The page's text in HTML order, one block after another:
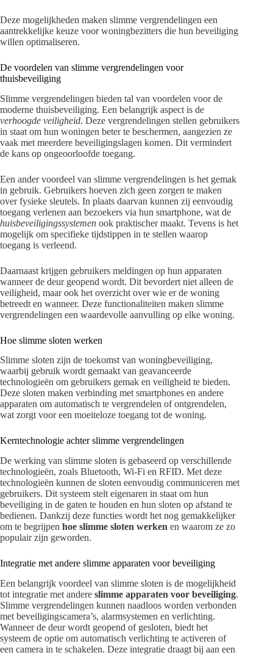
Deze mogelijkheden maken slimme vergrendelingen een
aantrekkelijke keuze voor woningbezitters die hun beveiliging
willen optimaliseren.
De voordelen van slimme vergrendelingen voor
thuisbeveiliging
Slimme vergrendelingen bieden tal van voordelen voor de
moderne thuisbeveiliging. Een belangrijk aspect is de
verhoogde veiligheid. Deze vergrendelingen stellen gebruikers
in staat om hun woningen beter te beschermen, aangezien ze
vaak met meerdere beveiligingslagen komen. Dit vermindert
de kans op ongeoorloofde toegang.
Een ander voordeel van slimme vergrendelingen is het gemak
in gebruik. Gebruikers hoeven zich geen zorgen te maken
over fysieke sleutels. In plaats daarvan kunnen zij eenvoudig
toegang verlenen aan bezoekers via hun smartphone, wat de
huisbeveiligingssystemen ook praktischer maakt. Tevens is het
mogelijk om specifieke tijdstippen in te stellen waarop
toegang is verleend.
Daarnaast krijgen gebruikers meldingen op hun apparaten
wanneer de deur geopend wordt. Dit bevordert niet alleen de
veiligheid, maar ook het overzicht over wie er de woning
betreedt en wanneer. Deze functionaliteiten maken slimme
vergrendelingen een waardevolle aanvulling op elke woning.
Hoe slimme sloten werken
Slimme sloten zijn de toekomst van woningbeveiliging,
waarbij gebruik wordt gemaakt van geavanceerde
technologieën om gebruikers gemak en veiligheid te bieden.
Deze sloten maken verbinding met smartphones en andere
apparaten om automatisch te vergrendelen of ontgrendelen,
wat zorgt voor een moeiteloze toegang tot de woning.
Kerntechnologie achter slimme vergrendelingen
De werking van slimme sloten is gebaseerd op verschillende
technologieën, zoals Bluetooth, Wi-Fi en RFID. Met deze
technologieën kunnen de sloten eenvoudig communiceren met
gebruikers. Dit systeem stelt eigenaren in staat om hun
beveiliging in de gaten te houden en hun sloten op afstand te
bedienen. Dankzij deze functies wordt het nog gemakkelijker
om te begrijpen hoe slimme sloten werken en waarom ze zo
populair zijn geworden.
Integratie met andere slimme apparaten voor beveiliging
Een belangrijk voordeel van slimme sloten is de mogelijkheid
tot integratie met andere slimme apparaten voor beveiliging.
Slimme vergrendelingen kunnen naadloos worden verbonden
met beveiligingscamera’s, alarmsystemen en verlichting.
Wanneer de deur wordt geopend of gesloten, biedt het
systeem de optie om automatisch verlichting te activeren of
een camera in te schakelen. Deze integratie draagt bij aan een